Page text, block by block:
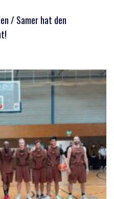
/ Samer hat den